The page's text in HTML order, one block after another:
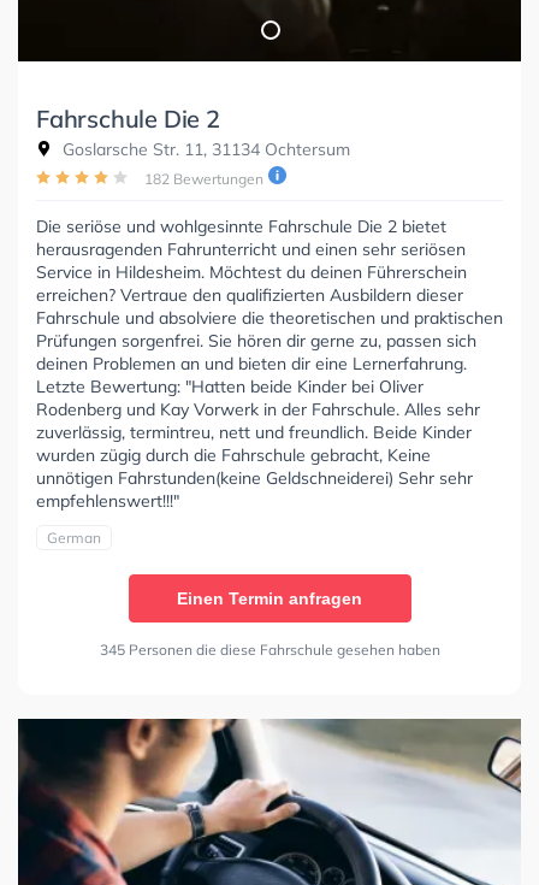
Fahrschule Die 2
Goslarsche Str. 11, 31134 Ochtersum
182 Bewertungen
Die seriöse und wohlgesinnte Fahrschule Die 2 bietet
herausragenden Fahrunterricht und einen sehr seriösen
Service in Hildesheim. Möchtest du deinen Führerschein
erreichen? Vertraue den qualifizierten Ausbildern dieser
Fahrschule und absolviere die theoretischen und praktischen
Prüfungen sorgenfrei. Sie hören dir gerne zu, passen sich
deinen Problemen an und bieten dir eine Lernerfahrung.
Letzte Bewertung: "Hatten beide Kinder bei Oliver
Rodenberg und Kay Vorwerk in der Fahrschule. Alles sehr
zuverlässig, termintreu, nett und freundlich. Beide Kinder
wurden zügig durch die Fahrschule gebracht, Keine
unnötigen Fahrstunden(keine Geldschneiderei) Sehr sehr
empfehlenswert!!!"
German
Einen Termin anfragen
345 Personen die diese Fahrschule gesehen haben